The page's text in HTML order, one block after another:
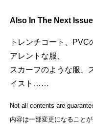
Also In The Next Issue
トレンチコート、
アレントな服、
スカーフのような服、
イスト……
Not all contents are
内容は一部変更になることが